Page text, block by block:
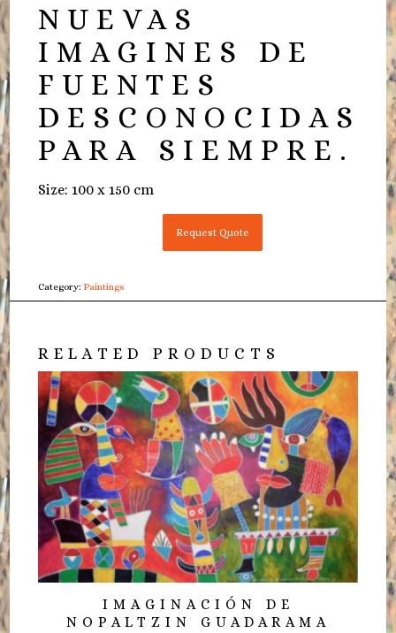
NUEVAS
IMAGINES DE
FUENTES
DESCONOCIDAS.
PARA SIEMPRE.
Size: 100 x 150 cm
Request Quote
Category: Paintings
RELATED PRODUCTS
IMAGINACIÓN DE
NOPALTZIN GUADARAMA